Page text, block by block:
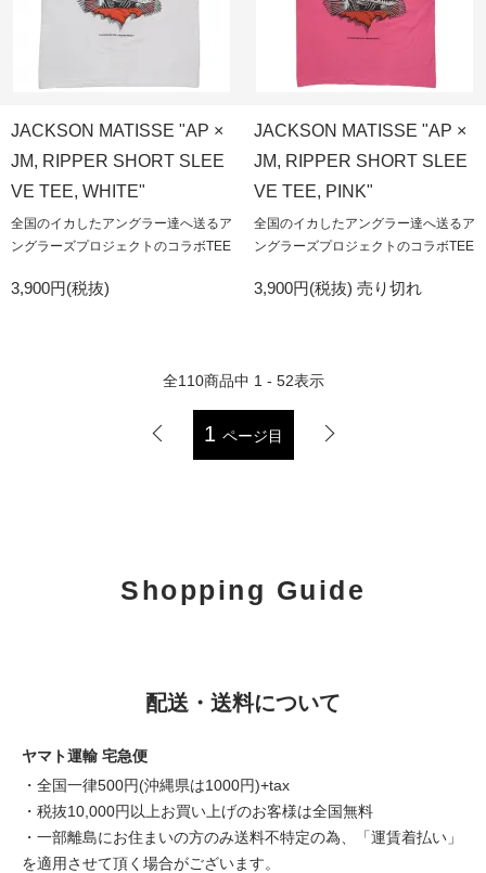
JACKSON MATISSE "AP ×
JM, RIPPER SHORT SLEE
VE TEE, WHITE"
全国のイカしたアングラー達へ送るア
ングラーズプロジェクトのコラボTEE
3,900円(税抜)
JACKSON MATISSE "AP ×
JM, RIPPER SHORT SLEE
VE TEE, PINK"
全国のイカしたアングラー達へ送るア
ングラーズプロジェクトのコラボTEE
3,900円(税抜) 売り切れ
全110商品中 1 - 52表示
1 ページ目
Shopping Guide
配送・送料について
ヤマト運輸 宅急便
・全国一律500円(沖縄県は1000円)+tax
・税抜10,000円以上お買い上げのお客様は全国無料
・一部離島にお住まいの方のみ送料不特定の為、「運賃着払い」
を適用させて頂く場合がございます。